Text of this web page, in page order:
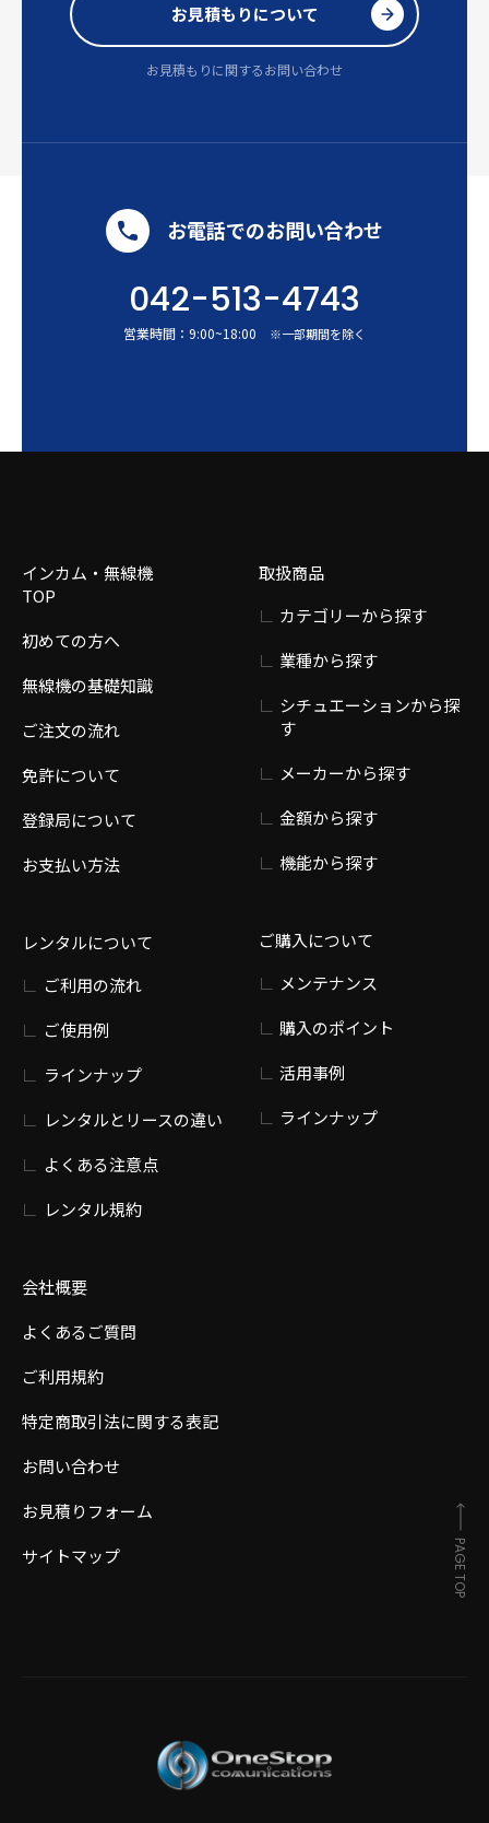
お見積もりについて
お見積もりに関するお問い合わせ
お電話でのお問い合わせ
042-513-4743
営業時間： 9:00~18:00 ※一部期間を除く
インカム・無線機
TOP
初めての方へ
無線機の基礎知識
ご注文の流れ
免許について
登録局について
お支払い方法
レンタルについて
ご利用の流れ
ご使用例
ラインナップ
レンタルとリースの違い
よくある注意点
レンタル規約
会社概要
よくあるご質問
ご利用規約
特定商取引法に関する表記
お問い合わせ
お見積りフォーム
サイトマップ
取扱商品
カテゴリーから探す
業種から探す
シチュエーションから探
す
メーカーから探す
金額から探す
機能から探す
ご購入について
メンテナンス
購入のポイント
活用事例
ラインナップ
PAGE TOP